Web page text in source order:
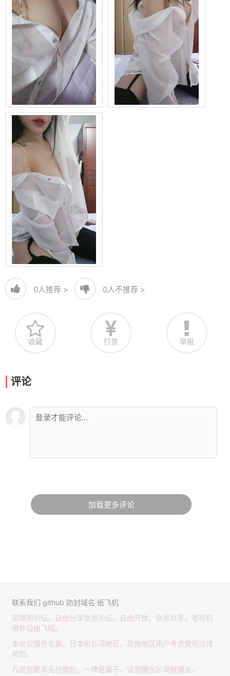
0人推荐 > 0人不推荐 >
收藏 打赏 举报
评论
加载更多评论
联系我们 github 防封域名 纸飞机
凤楼阁论坛，自由分享信息论坛，自由开放，信息共享，老司机
带你自由飞翔。
本站仅服务北美，日本和台湾地区，其他地区用户考虑使用法律
风险。
凡是现要求先付款的，一律是骗子，请到曝光区举报曝光。